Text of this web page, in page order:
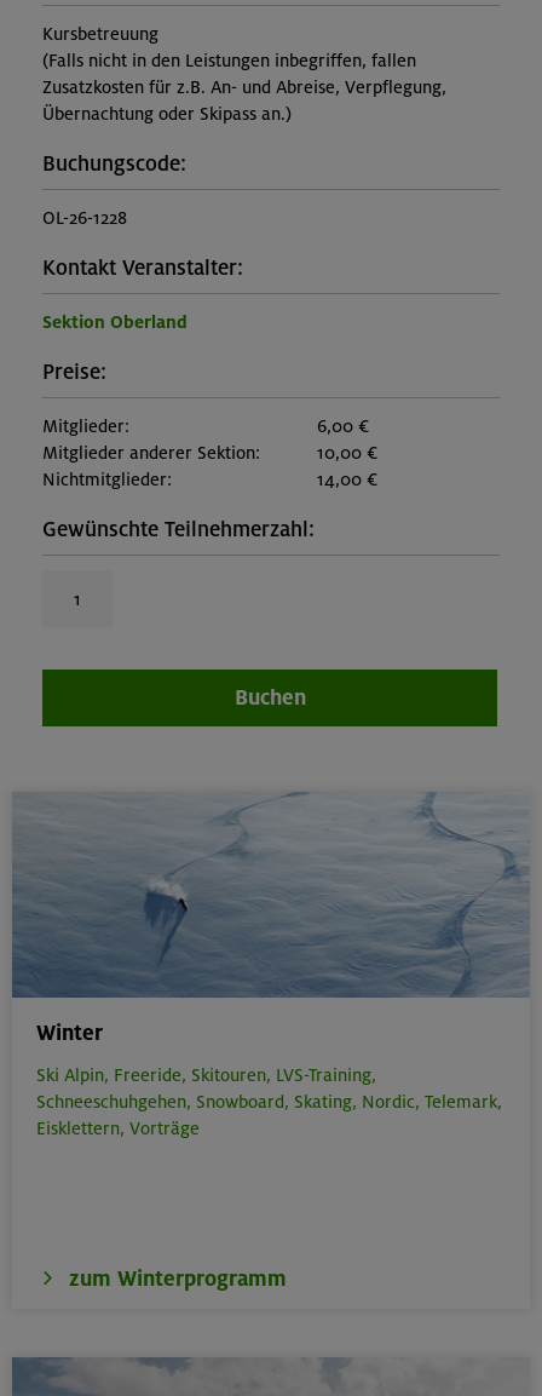
Kursbetreuung
(Falls nicht in den Leistungen inbegriffen, fallen
Zusatzkosten für z.B. An- und Abreise, Verpflegung,
Übernachtung oder Skipass an.)
Buchungscode:
OL-26-1228
Kontakt Veranstalter:
Sektion Oberland
Preise:
Mitglieder:
6,00 €
Mitglieder anderer Sektion:
10,00 €
Nichtmitglieder:
14,00 €
Gewünschte Teilnehmerzahl:
Buchen
Winter
Ski Alpin, Freeride, Skitouren, LVS-Training,
Schneeschuhgehen, Snowboard, Skating, Nordic, Telemark,
Eisklettern, Vorträge
zum Winterprogramm